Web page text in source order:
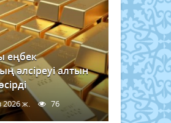
еңбек
әлсіреуі алтын
ж. 76